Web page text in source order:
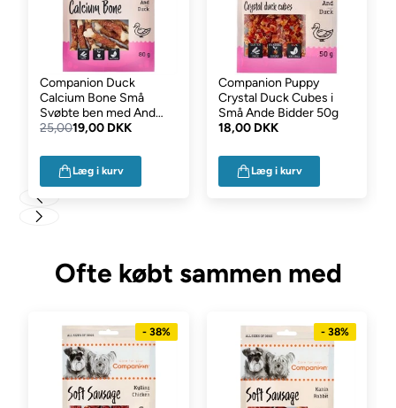
Companion Duck
Calcium Bone Små
Svøbte ben med And
80g
25,0019,00 DKK
Læg i kurv
Companion Puppy
Crystal Duck Cubes i
Små Ande Bidder 50g
18,00 DKK
Læg i kurv
Ofte købt sammen med
- 38% - 38%